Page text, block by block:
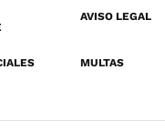
AVISO LEGAL
MULTAS